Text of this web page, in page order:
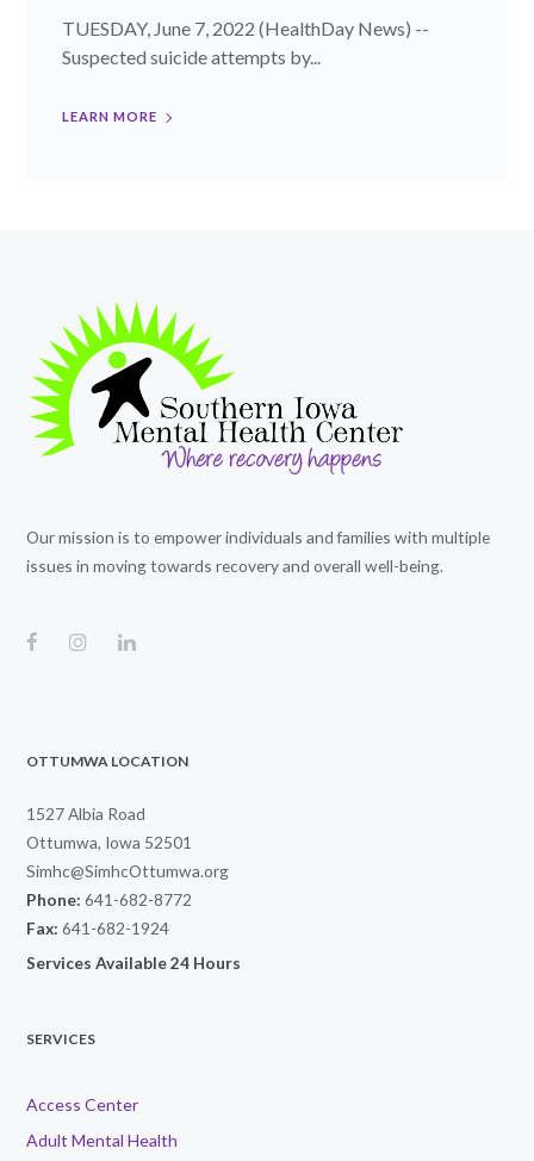
TUESDAY, June 7, 2022 (HealthDay News) --
Suspected suicide attempts by...
LEARN MORE
Our mission is to empower individuals and families with multiple
issues in moving towards recovery and overall well-being.
OTTUMWA LOCATION
1527 Albia Road
Ottumwa, Iowa 52501
Simhc@SimhcOttumwa.org
Phone: 641-682-8772
Fax: 641-682-1924
Services Available 24 Hours
SERVICES
Access Center
Adult Mental Health